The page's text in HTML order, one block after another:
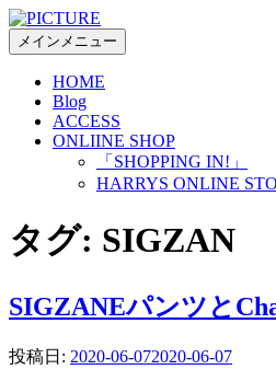
コ
ン
プ
メインメニュー
HOME
Blog
ACCESS
ONLIINE SHOP
「SHOPPING IN!」
HARRYS ONLINE
タグ: SIGZAN
SIGZANEパンツと
投稿日: 2020-06-072020-06-07